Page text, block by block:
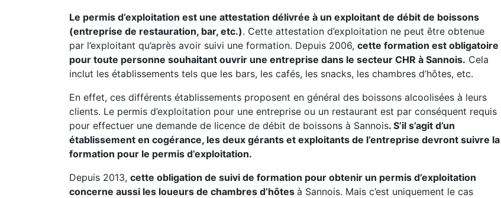
Le permis d’exploitation est une attestation délivrée à un exploitant de débit de boissons
(entreprise de restauration, bar, etc.). Cette attestation d’exploitation ne peut être obtenue
par l’exploitant qu’après avoir suivi une formation. Depuis 2006, cette formation est obligatoire
pour toute personne souhaitant ouvrir une entreprise dans le secteur CHR à Sannois. Cela
inclut les établissements tels que les bars, les cafés, les snacks, les chambres d’hôtes, etc.
En effet, ces différents établissements proposent en général des boissons alcoolisées à leurs
clients. Le permis d’exploitation pour une entreprise ou un restaurant est par conséquent requis
pour effectuer une demande de licence de débit de boissons à Sannois. S’il s’agit d’un
établissement en cogérance, les deux gérants et exploitants de l’entreprise devront suivre la
formation pour le permis d’exploitation.
Depuis 2013, cette obligation de suivi de formation pour obtenir un permis d’exploitation
concerne aussi les loueurs de chambres d’hôtes à Sannois. Mais c’est uniquement le cas